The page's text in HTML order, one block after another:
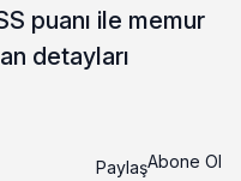
puanı ile memur
detayları
PaylaşAbone Ol